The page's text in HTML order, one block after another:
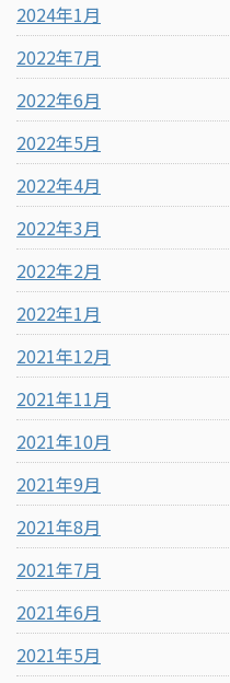
2024年1月
2022年7月
2022年6月
2022年5月
2022年4月
2022年3月
2022年2月
2022年1月
2021年12月
2021年11月
2021年10月
2021年9月
2021年8月
2021年7月
2021年6月
2021年5月